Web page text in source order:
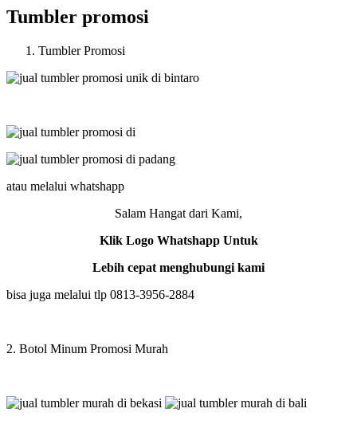
Tumbler promosi
Tumbler Promosi
atau melalui whatshapp
Salam Hangat dari Kami,
Klik Logo Whatshapp Untuk
Lebih cepat menghubungi kami
bisa juga melalui tlp 0813-3956-2884
2. Botol Minum Promosi Murah